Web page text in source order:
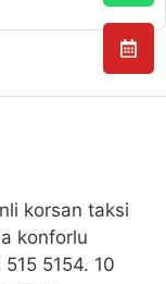
korsan taksi
konforlu
5154. 10